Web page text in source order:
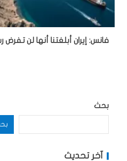
فانس: إيران أبلغتنا أنها لن
بحث
آخر تحديث